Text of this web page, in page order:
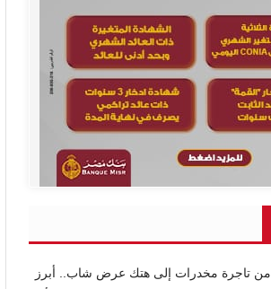
من تاجرة مخدرات إلى هتك عرض شاب.. أبرز